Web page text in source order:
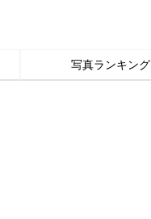
写真ランキング